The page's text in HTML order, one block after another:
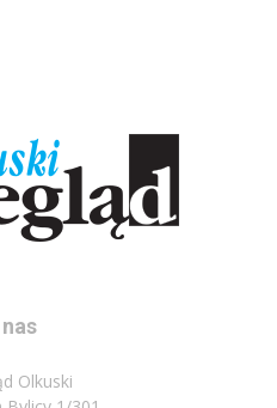
nas
Olkuski